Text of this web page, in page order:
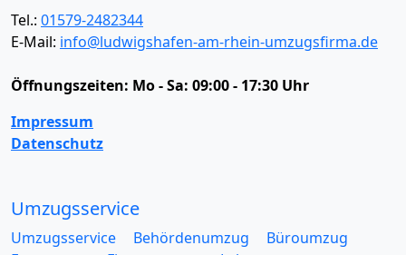
Tel.: 01579-2482344
E-Mail: info@ludwigshafen-am-rhein-umzugsfirma.de
Öffnungszeiten: Mo - Sa: 09:00 - 17:30 Uhr
Impressum
Datenschutz
Umzugsservice
Umzugsservice Behördenumzug
Büroumzug